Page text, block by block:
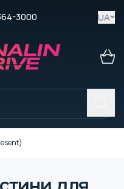
3000 UA